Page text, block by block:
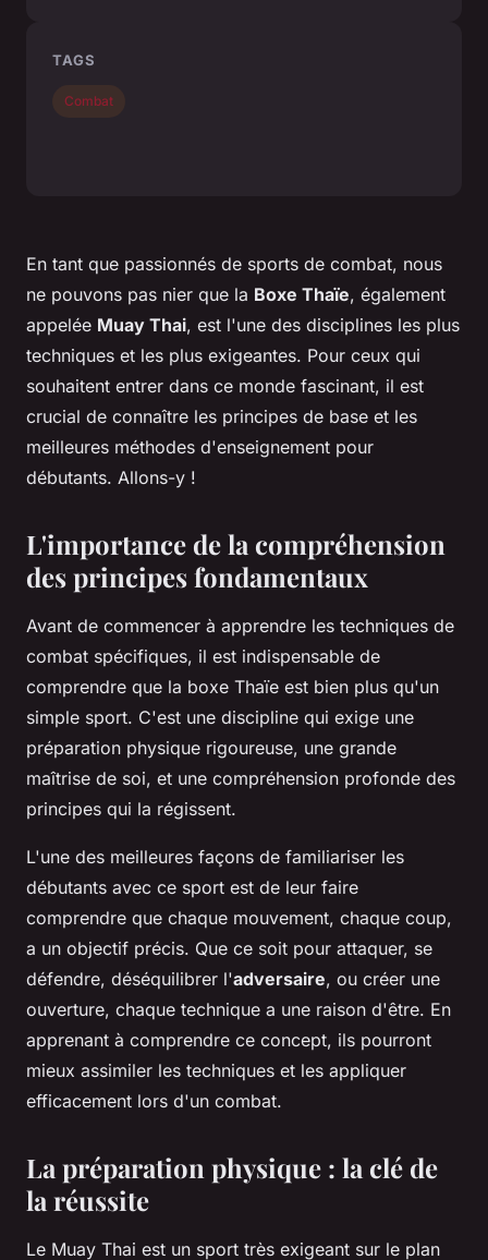
En tant que passionnés de sports de combat, nous
ne pouvons pas nier que la Boxe Thaïe, également
appelée Muay Thai, est l'une des disciplines les plus
techniques et les plus exigeantes. Pour ceux qui
souhaitent entrer dans ce monde fascinant, il est
crucial de connaître les principes de base et les
meilleures méthodes d'enseignement pour
débutants. Allons-y !
L'importance de la compréhension
des principes fondamentaux
Avant de commencer à apprendre les techniques de
combat spécifiques, il est indispensable de
comprendre que la boxe Thaïe est bien plus qu'un
simple sport. C'est une discipline qui exige une
préparation physique rigoureuse, une grande
maîtrise de soi, et une compréhension profonde des
principes qui la régissent.
L'une des meilleures façons de familiariser les
débutants avec ce sport est de leur faire
comprendre que chaque mouvement, chaque coup,
a un objectif précis. Que ce soit pour attaquer, se
défendre, déséquilibrer l'adversaire, ou créer une
ouverture, chaque technique a une raison d'être. En
apprenant à comprendre ce concept, ils pourront
mieux assimiler les techniques et les appliquer
efficacement lors d'un combat.
La préparation physique : la clé de
la réussite
Le Muay Thai est un sport très exigeant sur le plan
TAGS
Combat